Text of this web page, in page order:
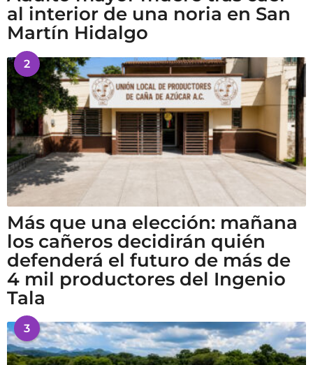
al interior de una noria en San
Martín Hidalgo
2
Más que una elección: mañana
los cañeros decidirán quién
defenderá el futuro de más de
4 mil productores del Ingenio
Tala
3